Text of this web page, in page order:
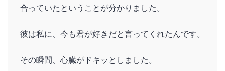
合っていたということが分かりました。
彼は私に、今も君が好きだと言ってくれたんです。
その瞬間、心臓がドキッとしました。